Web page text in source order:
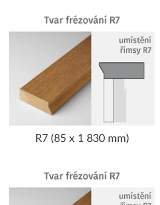
R7 (85 x 1 830 mm)